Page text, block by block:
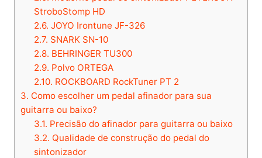
StroboStomp HD
2.6. JOYO Irontune JF-326
2.7. SNARK SN-10
2.8. BEHRINGER TU300
2.9. Polvo ORTEGA
2.10. ROCKBOARD RockTuner PT 2
3. Como escolher um pedal afinador para sua
guitarra ou baixo?
3.1. Precisão do afinador para guitarra ou baixo
3.2. Qualidade de construção do pedal do
sintonizador